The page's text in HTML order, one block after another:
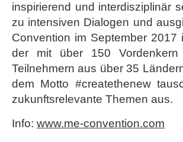
inspirierend und interdisziplinär
zu intensiven Dialogen und
Convention im September 2017
der mit über 150
Teilnehmern aus über 35
dem Motto #createthenew
zukunftsrelevante Themen aus.
Info: www.me-convention.com